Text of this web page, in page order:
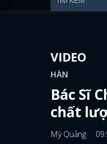
VIDEO
HÀN
Bác Sĩ
chất
Mỳ Quảng